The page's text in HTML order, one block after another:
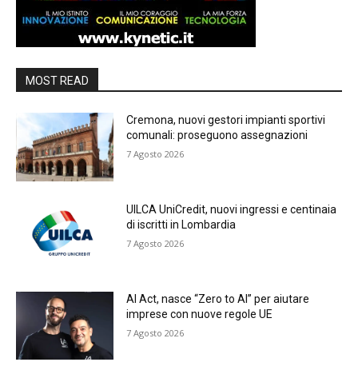
MOST READ
Cremona, nuovi gestori impianti sportivi
comunali: proseguono assegnazioni
7 Agosto 2026
UILCA UniCredit, nuovi ingressi e centinaia
di iscritti in Lombardia
7 Agosto 2026
AI Act, nasce “Zero to AI” per aiutare
imprese con nuove regole UE
7 Agosto 2026